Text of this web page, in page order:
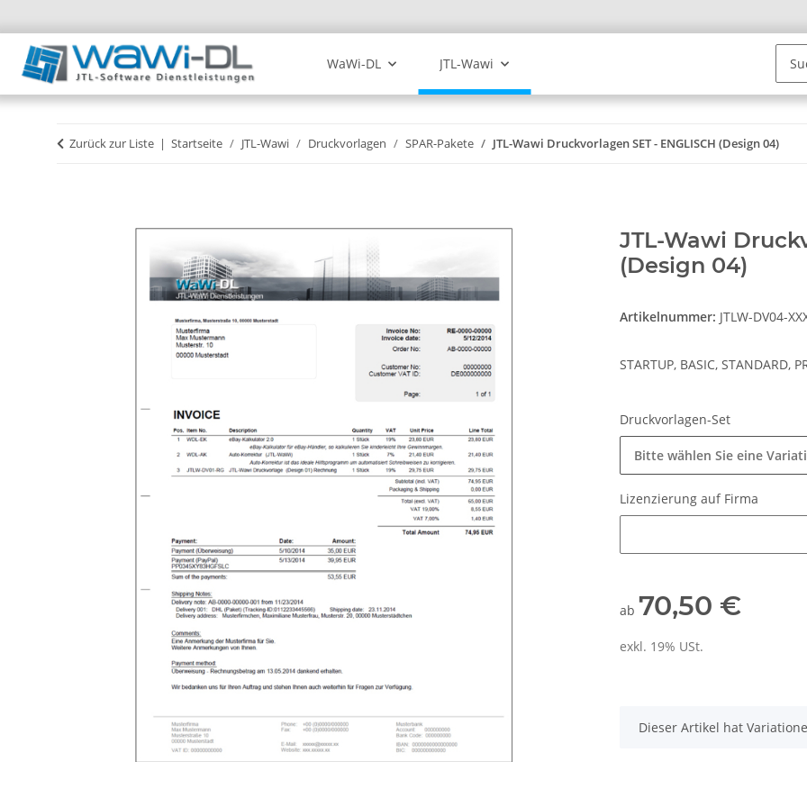
WaWi-DL JTL-Wawi
Zurück zur Liste Startseite JTL-Wawi Druckvorlagen SPAR-Pakete JTL-Wawi Druckvorlagen SET - ENGLISCH (Design 04)
JTL-Wawi
(Design 04)
Artikelnummer: JTLW-DV04-
STARTUP, BASIC, STANDARD,
Druckvorlagen-Set
Bitte wählen Sie eine
Lizenzierung auf Firma
ab 70,50 €
exkl. 19% USt.
x
Dieser Artikel hat